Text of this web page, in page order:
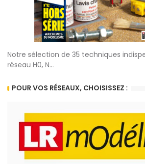
Notre sélection de 35 techniques
réseau H0, N...
POUR VOS RÉSEAUX, CHOISISSEZ :